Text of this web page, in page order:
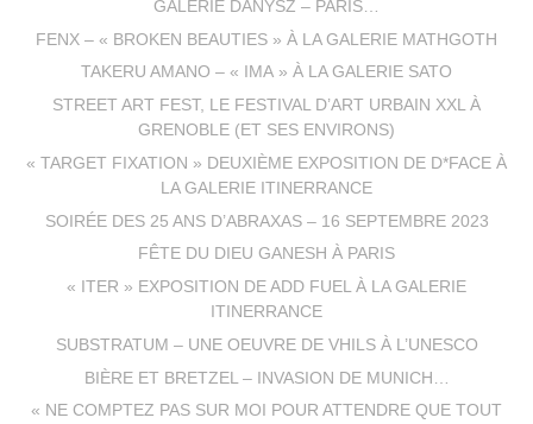
GALERIE DANYSZ – PARIS…
FENX – « BROKEN BEAUTIES » À LA GALERIE MATHGOTH
TAKERU AMANO – « IMA » À LA GALERIE SATO
STREET ART FEST, LE FESTIVAL D’ART URBAIN XXL À
GRENOBLE (ET SES ENVIRONS)
« TARGET FIXATION » DEUXIÈME EXPOSITION DE D*FACE À
LA GALERIE ITINERRANCE
SOIRÉE DES 25 ANS D’ABRAXAS – 16 SEPTEMBRE 2023
FÊTE DU DIEU GANESH À PARIS
« ITER » EXPOSITION DE ADD FUEL À LA GALERIE
ITINERRANCE
SUBSTRATUM – UNE OEUVRE DE VHILS À L’UNESCO
BIÈRE ET BRETZEL – INVASION DE MUNICH…
« NE COMPTEZ PAS SUR MOI POUR ATTENDRE QUE TOUT